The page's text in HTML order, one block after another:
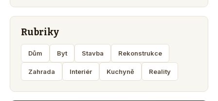
Rubriky
Dům Byt Stavba Rekonstrukce
Zahrada Interiér Kuchyně Reality